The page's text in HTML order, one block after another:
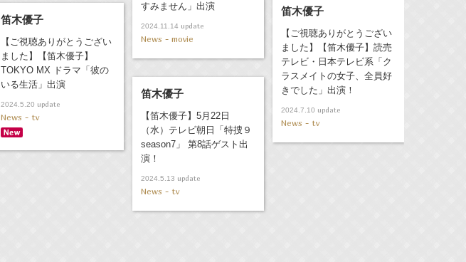
すみません」出演
2024.11.14 update
News - movie
笛木優子
【ご視聴ありがとうござい
ました】【笛木優子】読売
テレビ・日本テレビ系「ク
ラスメイトの女子、全員好
きでした」出演！
2024.7.10 update
News - tv
笛木優子
【ご視聴ありがとうござい
ました】【笛木優子】
TOKYO MX ドラマ「彼の
いる生活」出演
2024.5.20 update
News - tv
笛木優子
【笛木優子】5月22日
（水）テレビ朝日「特捜９
season7」 第8話ゲスト出
演！
2024.5.13 update
News - tv